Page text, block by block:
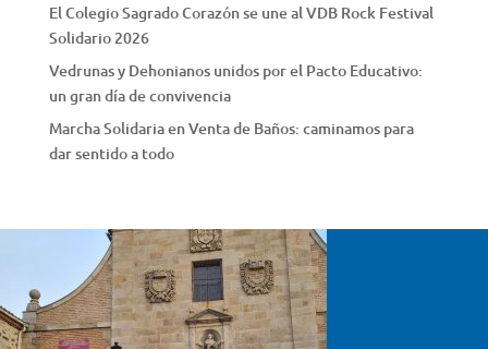
El Colegio Sagrado Corazón se une al VDB Rock Festival
Solidario 2026
Vedrunas y Dehonianos unidos por el Pacto Educativo:
un gran día de convivencia
Marcha Solidaria en Venta de Baños: caminamos para
dar sentido a todo